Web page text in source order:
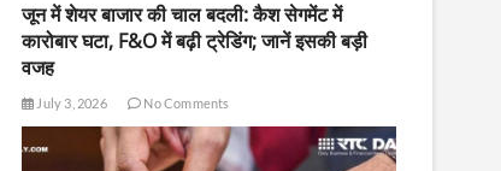
जून में शेयर बाजार की चाल बदली: कैश सेगमेंट में
कारोबार घटा, F&O में बढ़ी ट्रेडिंग; जानें इसकी बड़ी
वजह
July 3, 2026 No Comments